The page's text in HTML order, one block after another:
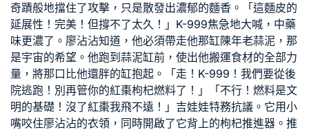
奇蹟般地擋住了攻擊，只是散發出濃郁的麵香。「這麵皮的
延展性！完美！但撐不了太久！」K-999焦急地大喊，中藥
味更濃了。廖沾沾知道，他必須帶走他那缸陳年老蒜泥，那
是宇宙的希望。他跑到蒜泥缸前，使出他搬運食材的全部力
量，將那口比他還胖的缸抱起。「走！K-999！我們要從後
院逃跑！別再管你的紅棗枸杞燃料了！」「不行！燃料是文
明的基礎！沒了紅棗我飛不遠！」吉娃娃特務抗議。它用小
嘴咬住廖沾沾的衣領，同時開啟了它背上的枸杞推進器。推